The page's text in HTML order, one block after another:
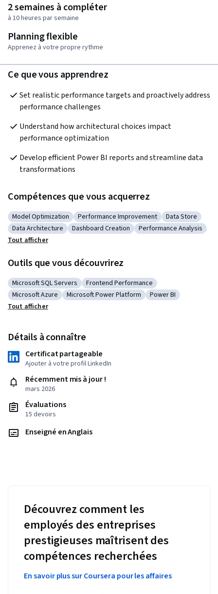
2 semaines à compléter
à 10 heures par semaine
Planning flexible
Apprenez à votre propre rythme
Ce que vous apprendrez
Set realistic performance targets and proactively address
performance challenges
Understand how architectural choices impact
performance optimization
Develop efficient Power BI reports and streamline data
transformations
Compétences que vous acquerrez
Catégorie : Model Optimization
Model Optimization Catégorie : Performance Improvement
Performance Improvement Catégorie :
Data Store
Catégorie : Data Architecture
Data Architecture Catégorie : Dashboard Creation
Dashboard Creation Catégorie :
Performance Analysis
Tout afficher
Outils que vous découvrirez
Catégorie : Microsoft SQL Servers
Microsoft SQL Servers Catégorie : Frontend Performance
Frontend Performance
Catégorie : Microsoft Azure
Microsoft Azure Catégorie : Microsoft Power Platform
Microsoft Power Platform Catégorie : Power BI
Power BI
Tout afficher
Détails à connaître
Certificat partageable
Ajouter à votre profil LinkedIn
Récemment mis à jour !
mars 2026
Évaluations
15 devoirs
Enseigné en Anglais
Découvrez comment les
employés des entreprises
prestigieuses maîtrisent des
compétences recherchées
En savoir plus sur Coursera pour les affaires